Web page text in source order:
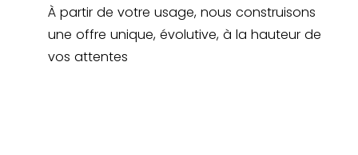
À partir de votre usage, nous construisons
une offre unique, évolutive, à la hauteur de
vos attentes